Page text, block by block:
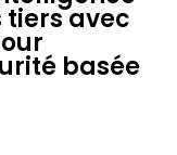
tiers avec
basée